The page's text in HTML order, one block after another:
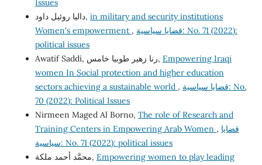
Issues
داليا روئيل داود, in military and security institutions
Women's empowerment , قضايا سياسية: No. 71 (2022):
political issues
Awatif Saddi, رنا زهير طوبيا خامس, Empowering Iraqi
women In Social protection and higher education
sectors achieving a sustainable world , قضايا سياسية: No.
70 (2022): Political Issues
Nirmeen Maged Al Borno, The role of Research and
Training Centers in Empowering Arab Women , قضايا
سياسية: No. 71 (2022): political issues
محمَّد أحمد ملكة, Empowering women to play leading